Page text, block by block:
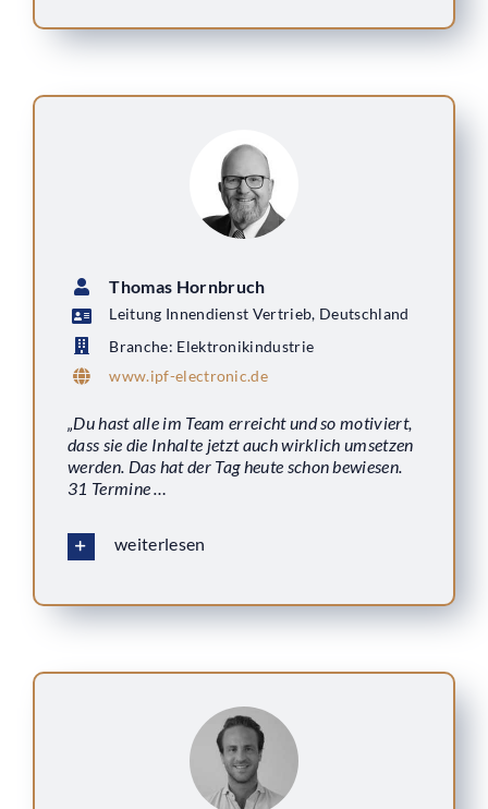
Thomas Hornbruch
Leitung Innendienst Vertrieb, Deutschland
Branche: Elektronikindustrie
www.ipf-electronic.de
„Du hast alle im Team erreicht und so motiviert,
dass sie die Inhalte jetzt auch wirklich umsetzen
werden. Das hat der Tag heute schon bewiesen.
31 Termine …
weiterlesen